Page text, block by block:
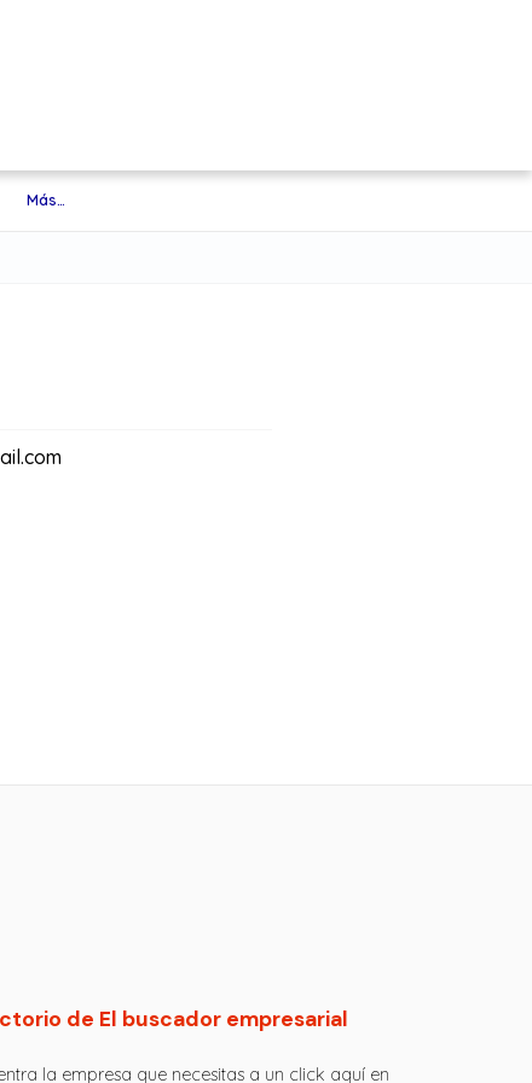
Más…
de El buscador empresarial
la empresa que necesitas a un click aquí en